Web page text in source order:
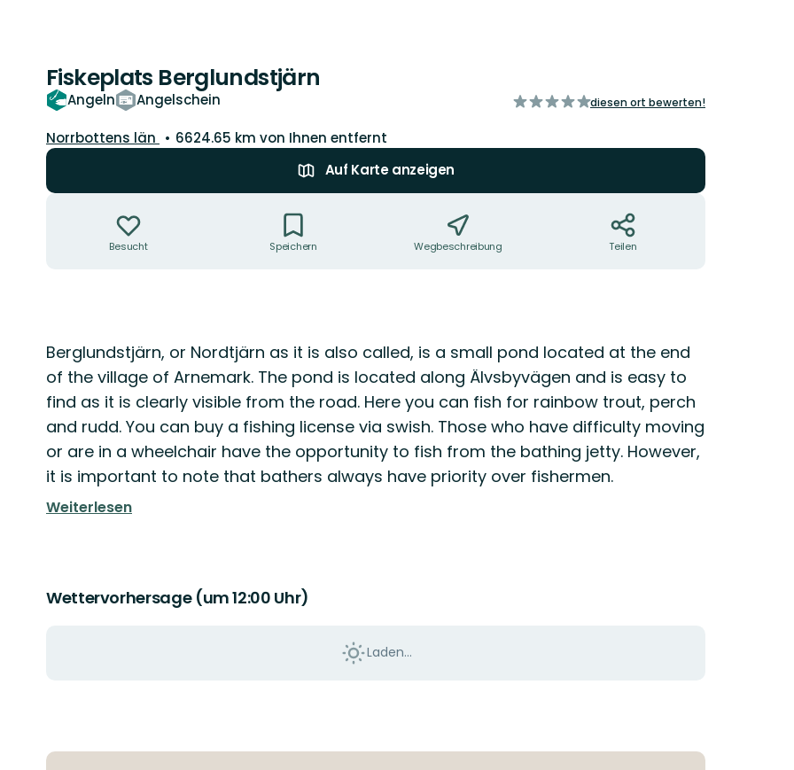
Fiskeplats Berglundstjärn
Angeln Angelschein
von
diesen ort bewerten!
Landkreis:
Norrbottens län
6624.65 km von Ihnen entfernt
Auf Karte anzeigen
Besucht Speichern Wegbeschreibung Teilen
Beschreibung
Berglundstjärn, or Nordtjärn as it is also called, is a small pond located at the end
of the village of Arnemark. The pond is located along Älvsbyvägen and is easy to
find as it is clearly visible from the road. Here you can fish for rainbow trout, perch
and rudd. You can buy a fishing license via swish. Those who have difficulty moving
or are in a wheelchair have the opportunity to fish from the bathing jetty. However,
it is important to note that bathers always have priority over fishermen.
Weiterlesen
Wettervorhersage (um 12:00 Uhr)
Laden...